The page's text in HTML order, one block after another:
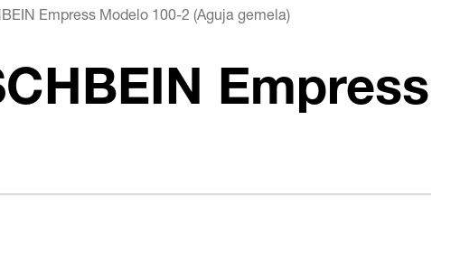
Empress Modelo 100-2 (Aguja gemela)
Empress